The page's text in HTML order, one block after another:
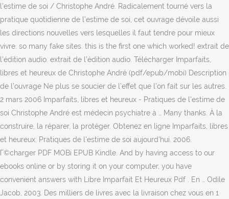
l'estime de soi / Christophe André. Radicalement tourné vers la
pratique quotidienne de l’estime de soi, cet ouvrage dévoile aussi
les directions nouvelles vers lesquelles il faut tendre pour mieux
vivre. so many fake sites. this is the first one which worked! extrait de
l'édition audio. extrait de l'édition audio. Télécharger Imparfaits,
libres et heureux de Christophe André (pdf/epub/mobi) Description
de l’ouvrage Ne plus se soucier de l’effet que l’on fait sur les autres.
2 mars 2006 Imparfaits, libres et heureux - Pratiques de l'estime de
soi Christophe André est médecin psychiatre à … Many thanks. À la
construire, la réparer, la protéger. Obtenez en ligne Imparfaits, libres
et heureux: Pratiques de l'estime de soi aujourd'hui. 2006.
Г©charger PDF MOBi EPUB Kindle. And by having access to our
ebooks online or by storing it on your computer, you have
convenient answers with Libre Imparfait Et Heureux Pdf . En … Odile
Jacob, 2003. Des milliers de livres avec la livraison chez vous en 1